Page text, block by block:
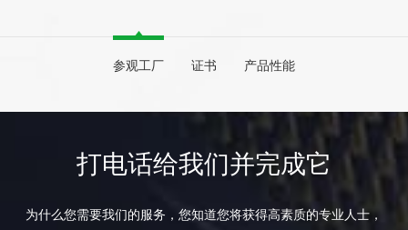
参观工厂 证书 产品性能
打电话给我们并完成它
为什么您需要我们的服务，您知道您将获得高素质的专业人士，